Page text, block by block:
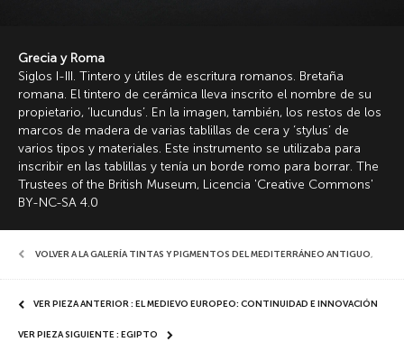
Grecia y Roma
Siglos I-III. Tintero y útiles de escritura romanos. Bretaña
romana. El tintero de cerámica lleva inscrito el nombre de su
propietario, ‘Iucundus’. En la imagen, también, los restos de los
marcos de madera de varias tablillas de cera y ‘stylus’ de
varios tipos y materiales. Este instrumento se utilizaba para
inscribir en las tablillas y tenía un borde romo para borrar. The
Trustees of the British Museum, Licencia 'Creative Commons'
BY-NC-SA 4.0
VOLVER A LA GALERÍA TINTAS Y PIGMENTOS DEL MEDITERRÁNEO ANTIGUO,
VER PIEZA ANTERIOR : EL MEDIEVO EUROPEO: CONTINUIDAD E INNOVACIÓN
VER PIEZA SIGUIENTE : EGIPTO